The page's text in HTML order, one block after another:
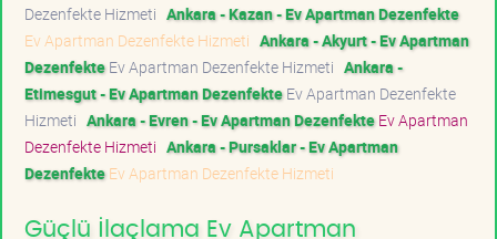
Dezenfekte Hizmeti Ankara - Kazan - Ev Apartman Dezenfekte
Ev Apartman Dezenfekte Hizmeti Ankara - Akyurt - Ev Apartman
DezenfekteEv Apartman Dezenfekte Hizmeti Ankara -
Etimesgut - Ev Apartman DezenfekteEv Apartman Dezenfekte
Hizmeti Ankara - Evren - Ev Apartman DezenfekteEv Apartman
Dezenfekte Hizmeti Ankara - Pursaklar - Ev Apartman
DezenfekteEv Apartman Dezenfekte Hizmeti
Güçlü İlaçlama Ev Apartman